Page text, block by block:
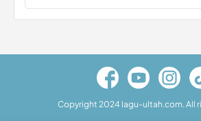
Copyright 2024 lagu-ultah.com. All